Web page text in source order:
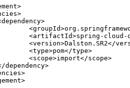
>
>
dependency>
<groupId>
<artifactId>spring-cloud-
<version>Dalston.SR2</
<type>pom</type>
<scope>import</scope>
dependency>
>
>